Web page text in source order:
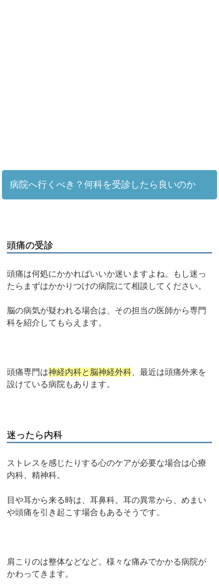
病院へ行くべき？何科を受診したら良いのか
頭痛の受診
頭痛は何処にかかればいいか迷いますよね。もし迷っ
たらまずはかかりつけの病院にて相談してください。
脳の病気が疑われる場合は、その担当の医師から専門
科を紹介してもらえます。
頭痛専門は神経内科と脳神経外科、最近は頭痛外来を
設けている病院もあります。
迷ったら内科
ストレスを感じたりする心のケアが必要な場合は心療
内科、精神科。
目や耳から来る時は、耳鼻科。耳の異常から、めまい
や頭痛を引き起こす場合もあるそうです。
肩こりのは整体などなど。様々な痛みでかかる病院が
かわってきます。